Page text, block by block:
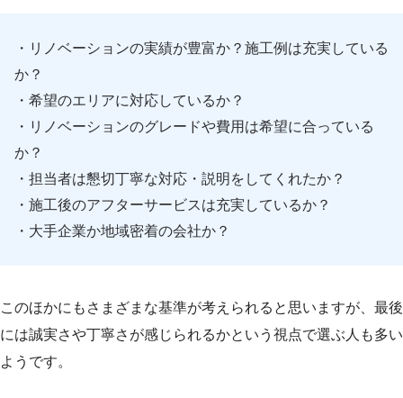
・リノベーションの実績が豊富か？施工例は充実している
か？
・希望のエリアに対応しているか？
・リノベーションのグレードや費用は希望に合っている
か？
・担当者は懇切丁寧な対応・説明をしてくれたか？
・施工後のアフターサービスは充実しているか？
・大手企業か地域密着の会社か？
このほかにもさまざまな基準が考えられると思いますが、最後
には誠実さや丁寧さが感じられるかという視点で選ぶ人も多い
ようです。